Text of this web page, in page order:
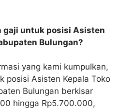
gaji untuk posisi Asisten
Bulungan?
yang kami kumpulkan,
posisi Asisten Kepala Toko
Bulungan berkisar
hingga Rp5.700.000,